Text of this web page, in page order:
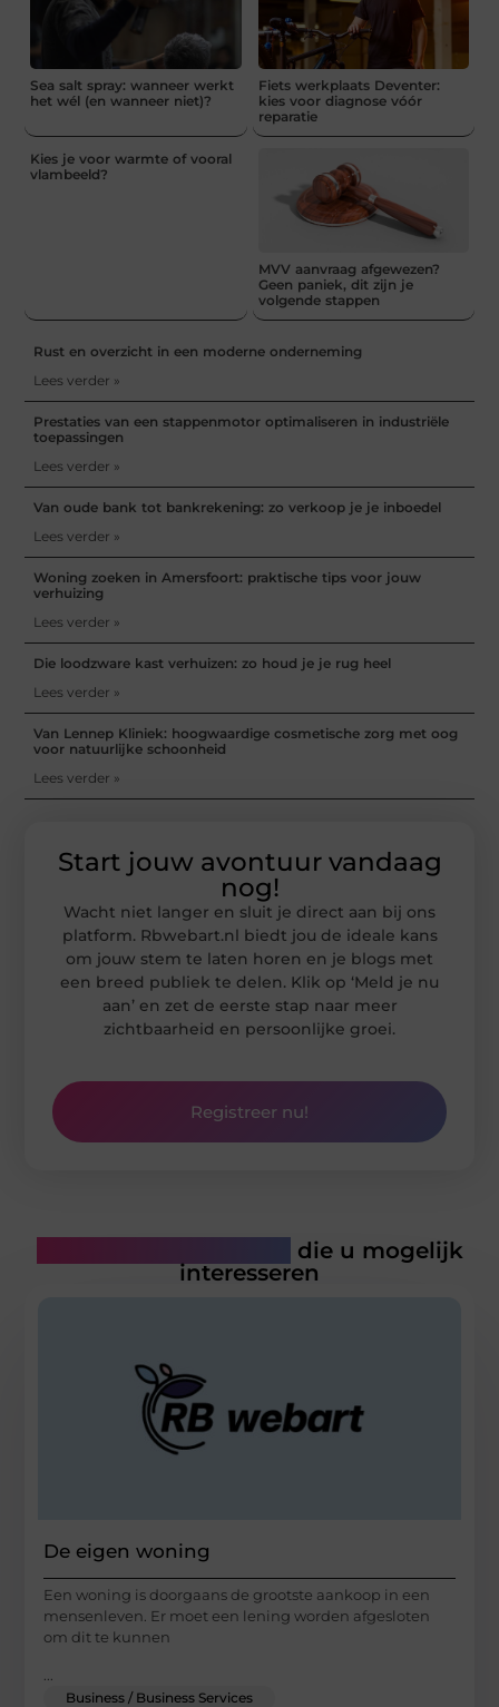
Sea salt spray: wanneer werkt
het wél (en wanneer niet)?
Fiets werkplaats Deventer:
kies voor diagnose vóór
reparatie
Kies je voor warmte of vooral
vlambeeld?
MVV aanvraag afgewezen?
Geen paniek, dit zijn je
volgende stappen
Rust en overzicht in een moderne onderneming
Lees verder »
Prestaties van een stappenmotor optimaliseren in industriële
toepassingen
Lees verder »
Van oude bank tot bankrekening: zo verkoop je je inboedel
Lees verder »
Woning zoeken in Amersfoort: praktische tips voor jouw
verhuizing
Lees verder »
Die loodzware kast verhuizen: zo houd je je rug heel
Lees verder »
Van Lennep Kliniek: hoogwaardige cosmetische zorg met oog
voor natuurlijke schoonheid
Lees verder »
Start jouw avontuur vandaag
nog!
Wacht niet langer en sluit je direct aan bij ons
platform. Rbwebart.nl biedt jou de ideale kans
om jouw stem te laten horen en je blogs met
een breed publiek te delen. Klik op ‘Meld je nu
aan’ en zet de eerste stap naar meer
zichtbaarheid en persoonlijke groei.
Registreer nu!
die u mogelijk
interesseren
De eigen woning
Een woning is doorgaans de grootste aankoop in een
mensenleven. Er moet een lening worden afgesloten
om dit te kunnen
Business / Business Services